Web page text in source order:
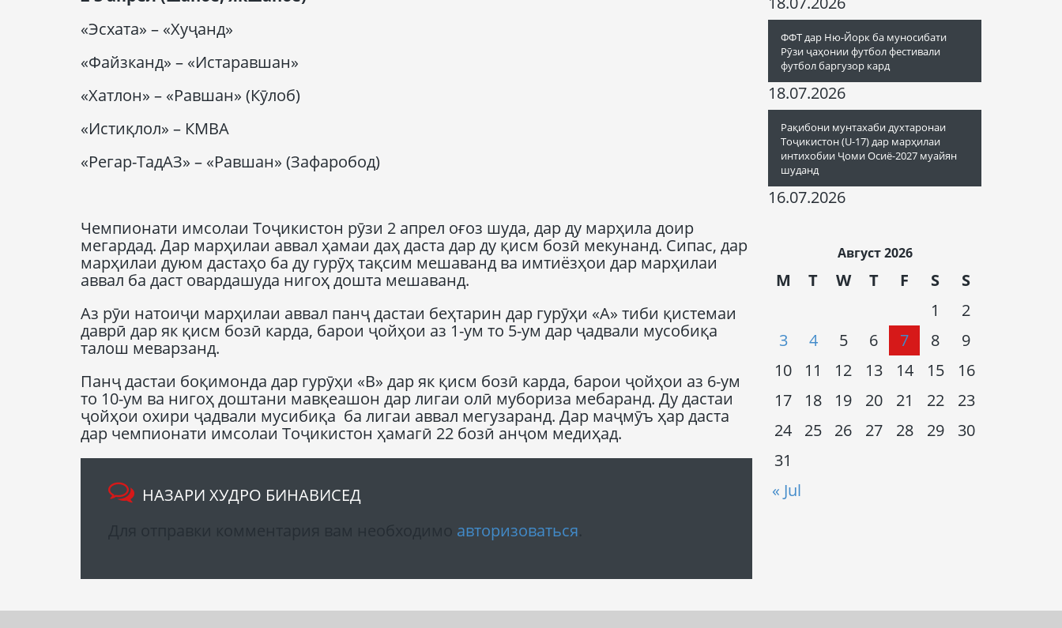
«Эсхата» – «Хуҷанд»
«Файзканд» – «Истаравшан»
«Хатлон» – «Равшан» (Кӯлоб)
«Истиқлол» – КМВА
«Регар-ТадАЗ» – «Равшан» (Зафаробод)
Чемпионати имсолаи Тоҷикистон рӯзи 2 апрел оғоз шуда, дар ду марҳила доир
мегардад. Дар марҳилаи аввал ҳамаи даҳ даста дар ду қисм бозӣ мекунанд. Сипас, дар
марҳилаи дуюм дастаҳо ба ду гурӯҳ тақсим мешаванд ва имтиёзҳои дар марҳилаи
аввал ба даст овардашуда нигоҳ дошта мешаванд.
Аз рӯи натоиҷи марҳилаи аввал панҷ дастаи беҳтарин дар гурӯҳи «А» тиби қистемаи
даврӣ дар як қисм бозӣ карда, барои ҷойҳои аз 1-ум то 5-ум дар ҷадвали мусобиқа
талош меварзанд.
Панҷ дастаи боқимонда дар гурӯҳи «В» дар як қисм бозӣ карда, барои ҷойҳои аз 6-ум
то 10-ум ва нигоҳ доштани мавқеашон дар лигаи олӣ мубориза мебаранд. Ду дастаи
ҷойҳои охири ҷадвали мусибиқа ба лигаи аввал мегузаранд. Дар маҷмӯъ ҳар даста
дар чемпионати имсолаи Тоҷикистон ҳамагӣ 22 бозӣ анҷом медиҳад.
НАЗАРИ ХУДРО БИНАВИСЕД
авторизоваться
ФФТ дар Ню-Йорк ба муносибати
Рӯзи ҷаҳонии футбол фестивали
футбол баргузор кард
18.07.2026
Рақибони мунтахаби духтаронаи
Тоҷикистон (U-17) дар марҳилаи
интихобии Ҷоми Осиё-2027 муайян
шуданд
16.07.2026
Август 2026
M T W T F S S
« Jul
1
2
3
4 5 6 7 8
9
10
11 12 13 14 15
16
17
18 19 20 21 22
23
24
25 26 27 28 29
30
31